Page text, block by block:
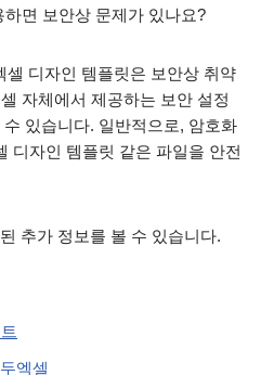
면 보안상 문제가 있나요?
디자인 템플릿은 보안상 취약
자체에서 제공하는 보안 설정
있습니다. 일반적으로, 암호화
디자인 템플릿 같은 파일을 안전
추가 정보를 볼 수 있습니다.
엑셀